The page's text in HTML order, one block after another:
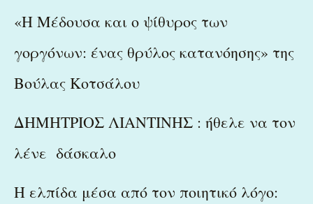
«Η Μέδουσα και ο ψίθυρος των
γοργόνων: ένας θρύλος κατανόησης» της
Βούλας Κοτσάλου
ΔΗΜΗΤΡΙΟΣ ΛΙΑΝΤΙΝΗΣ : ήθελε να τον
λένε δάσκαλο
Η ελπίδα μέσα από τον ποιητικό λόγο: